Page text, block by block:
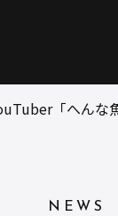
「へんな
NEWS